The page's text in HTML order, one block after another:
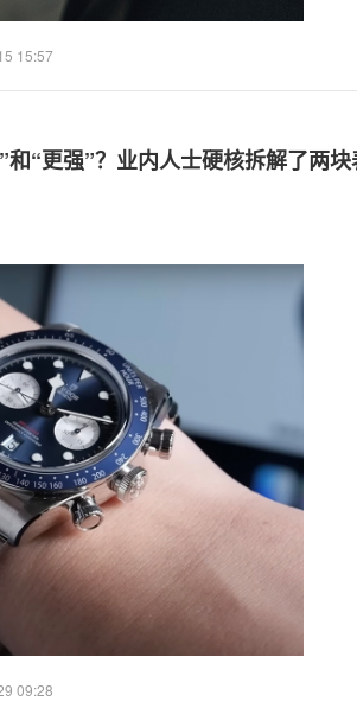
15:57
和“更强”？业内人士硬核拆解了两
09:28